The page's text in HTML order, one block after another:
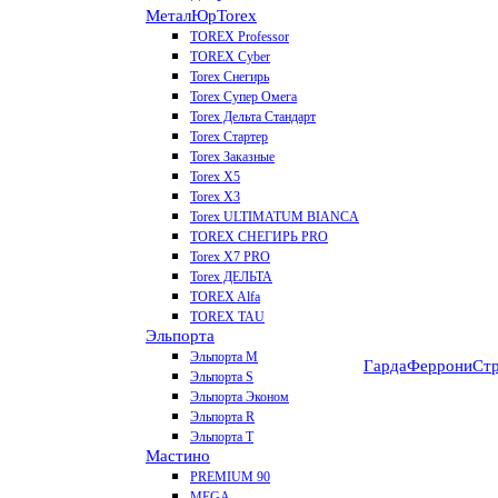
МеталЮрTorex
TOREX Professor
TOREX Cyber
Torex Снегирь
Torex Супер Омега
Torex Дельта Стандарт
Torex Стартер
Torex Заказные
Torex Х5
Torex Х3
Torex ULTIMATUM BIANCA
TOREX СНЕГИРЬ PRO
Torex X7 PRO
Torex ДЕЛЬТА
TOREX Alfa
TOREX TAU
Эльпорта
Эльпорта M
Эльпорта S
Эльпорта Эконом
Эльпорта R
Эльпорта Т
Мастино
PREMIUM 90
ГардаФеррони